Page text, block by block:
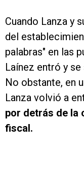
Cuando Lanza y
del
palabras" en las
Laínez entró y
No obstante, en
Lanza volvió a
por detrás de la
fiscal.